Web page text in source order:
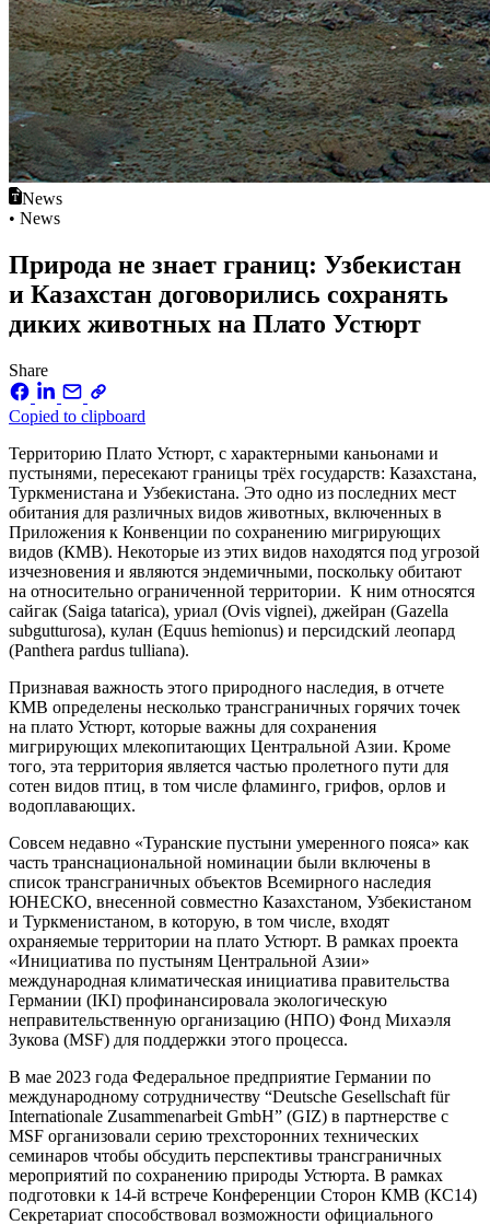
News
• News
Природа не знает границ: Узбекистан
и Казахстан договорились сохранять
диких животных на Плато Устюрт
Share
Copied to clipboard
Территорию Плато Устюрт, с характерными каньонами и
пустынями, пересекают границы трёх государств: Казахстана,
Туркменистана и Узбекистана. Это одно из последних мест
обитания для различных видов животных, включенных в
Приложения к Конвенции по сохранению мигрирующих
видов (КМВ). Некоторые из этих видов находятся под угрозой
изчезновения и являются эндемичными, поскольку обитают
на относительно ограниченной территории. К ним относятся
сайгак (Saiga tatarica), уриал (Ovis vignei), джейран (Gazella
subgutturosa), кулан (Equus hemionus) и персидский леопард
(Panthera pardus tulliana).
Признавая важность этого природного наследия, в отчете
КМВ определены несколько трансграничных горячих точек
на плато Устюрт, которые важны для сохранения
мигрирующих млекопитающих Центральной Азии. Кроме
того, эта территория является частью пролетного пути для
сотен видов птиц, в том числе фламинго, грифов, орлов и
водоплавающих.
Совсем недавно «Туранские пустыни умеренного пояса» как
часть транснациональной номинации были включены в
список трансграничных объектов Всемирного наследия
ЮНЕСКО, внесенной совместно Казахстаном, Узбекистаном
и Туркменистаном, в которую, в том числе, входят
охраняемые территории на плато Устюрт. В рамках проекта
«Инициатива по пустыням Центральной Азии»
международная климатическая инициатива правительства
Германии (IKI) профинансировала экологическую
неправительственную организацию (НПО) Фонд Михаэля
Зукова (MSF) для поддержки этого процесса.
В мае 2023 года Федеральное предприятие Германии по
международному сотрудничеству “Deutsche Gesellschaft für
Internationale Zusammenarbeit GmbH” (GIZ) в партнерстве с
MSF организовали серию трехсторонних технических
семинаров чтобы обсудить перспективы трансграничных
мероприятий по сохранению природы Устюрта. В рамках
подготовки к 14-й встрече Конференции Сторон КМВ (КС14)
Секретариат способствовал возможности официального